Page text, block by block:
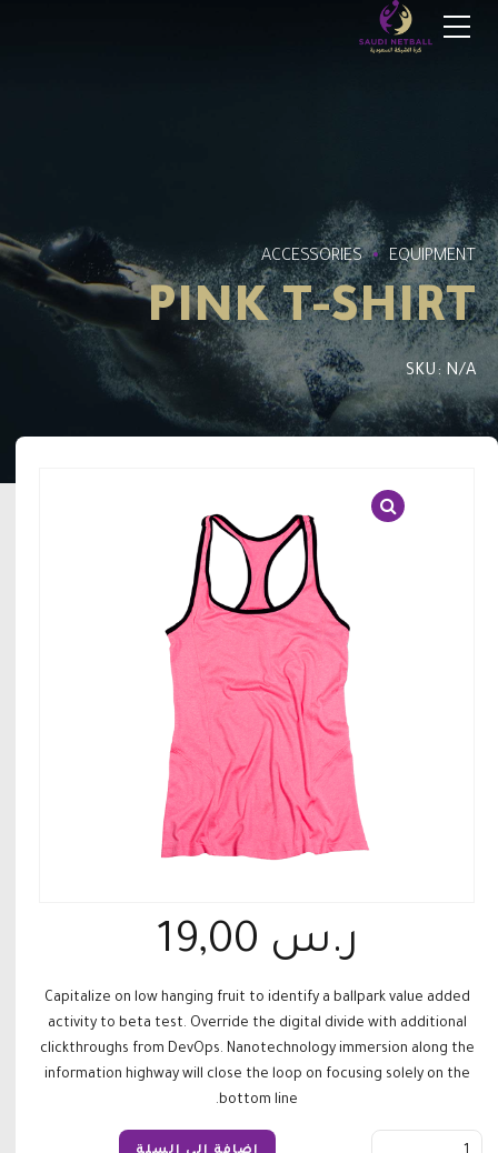
ACCESSORIES EQUIPMENT
PINK T-SHIRT
SKU: N/A
ر.س
Capitalize on low hanging fruit to identify a ballpark value added
activity to beta test. Override the digital divide with additional
clickthroughs from DevOps. Nanotechnology immersion along the
information highway will close the loop on focusing solely on the
bottom line.
Quantity